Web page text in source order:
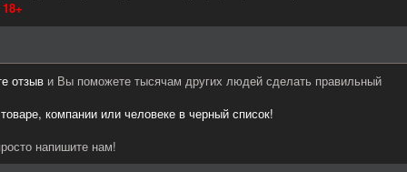
18+
отзыви Вы поможете тысячам других людей сделать правильный
компании или человеке в черный список!
напишите нам!